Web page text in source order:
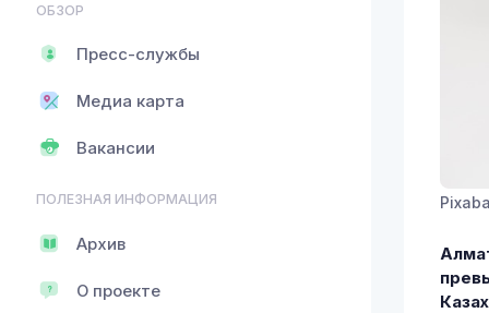
ОБЗОР
Пресс-службы
Медиа карта
Вакансии
ПОЛЕЗНАЯ ИНФОРМАЦИЯ
Архив
О проекте